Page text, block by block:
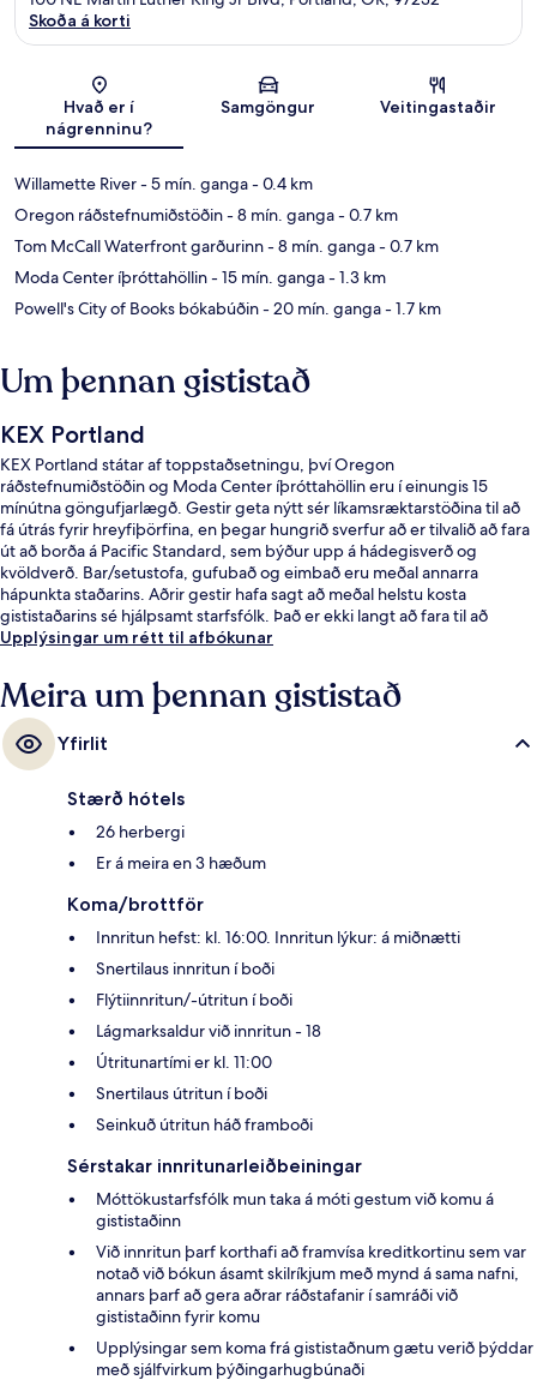
Kort
Skoða á korti
Hvað er í
nágrenninu?
Samgöngur Veitingastaðir
Willamette River- 5 mín. ganga- 0.4 km
Oregon ráðstefnumiðstöðin- 8 mín. ganga- 0.7 km
Tom McCall Waterfront garðurinn- 8 mín. ganga- 0.7 km
Moda Center íþróttahöllin- 15 mín. ganga- 1.3 km
Powell's City of Books bókabúðin- 20 mín. ganga- 1.7 km
Um þennan gististað
KEX Portland
KEX Portland státar af toppstaðsetningu, því Oregon
ráðstefnumiðstöðin og Moda Center íþróttahöllin eru í einungis 15
mínútna göngufjarlægð. Gestir geta nýtt sér líkamsræktarstöðina til að
fá útrás fyrir hreyfiþörfina, en þegar hungrið sverfur að er tilvalið að fara
út að borða á Pacific Standard, sem býður upp á hádegisverð og
kvöldverð. Bar/setustofa, gufubað og eimbað eru meðal annarra
hápunkta staðarins. Aðrir gestir hafa sagt að meðal helstu kosta
gististaðarins sé hjálpsamt starfsfólk. Það er ekki langt að fara til að
komast í almenningssamgöngur: NE Martin Luther King & E Burnside-
stoppistöðin er í 2 mínútna göngufjarlægð.
Upplýsingar um rétt til afbókunar
Meira um þennan gististað
Yfirlit
Stærð hótels
26 herbergi
Er á meira en 3 hæðum
Koma/brottför
Innritun hefst: kl. 16:00. Innritun lýkur: á miðnætti
Snertilaus innritun í boði
Flýtiinnritun/-útritun í boði
Lágmarksaldur við innritun - 18
Útritunartími er kl. 11:00
Snertilaus útritun í boði
Seinkuð útritun háð framboði
Sérstakar innritunarleiðbeiningar
Móttökustarfsfólk mun taka á móti gestum við komu á
gististaðinn
Við innritun þarf korthafi að framvísa kreditkortinu sem var
notað við bókun ásamt skilríkjum með mynd á sama nafni,
annars þarf að gera aðrar ráðstafanir í samráði við
gististaðinn fyrir komu
Upplýsingar sem koma frá gististaðnum gætu verið þýddar
með sjálfvirkum þýðingarhugbúnaði